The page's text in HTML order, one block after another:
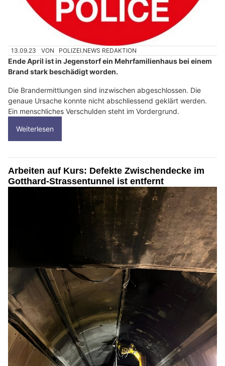
13.09.23 VON POLIZEI.NEWS REDAKTION
Ende April ist in Jegenstorf ein Mehrfamilienhaus bei einem
Brand stark beschädigt worden.
Die Brandermittlungen sind inzwischen abgeschlossen. Die
genaue Ursache konnte nicht abschliessend geklärt werden.
Ein menschliches Verschulden steht im Vordergrund.
Weiterlesen
Arbeiten auf Kurs: Defekte Zwischendecke im
Gotthard-Strassentunnel ist entfernt